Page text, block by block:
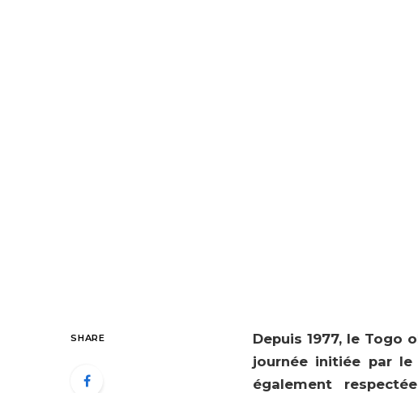
SHARE Depuis 1977, le Togo
journée initiée par le
également